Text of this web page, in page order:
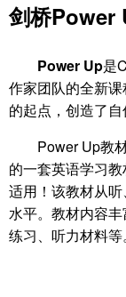
剑桥Power
Power Up是
作家团队的全新
的起点，创造了自
Power Up教
的一套英语学习
适用！该教材从
水平。教材内容
练习、听力材料等。